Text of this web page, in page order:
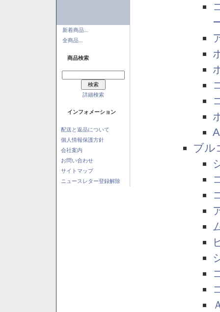
新着商品...
全商品...
商品検索
詳細検索
インフォメーション
配送と返品について
個人情報保護方針
会社案内
お問い合わせ
サイトマップ
ニュースレター登録解除
ブル